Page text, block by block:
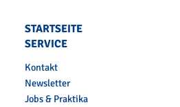
STARTSEITE
SERVICE
Kontakt
Newsletter
Jobs & Praktika